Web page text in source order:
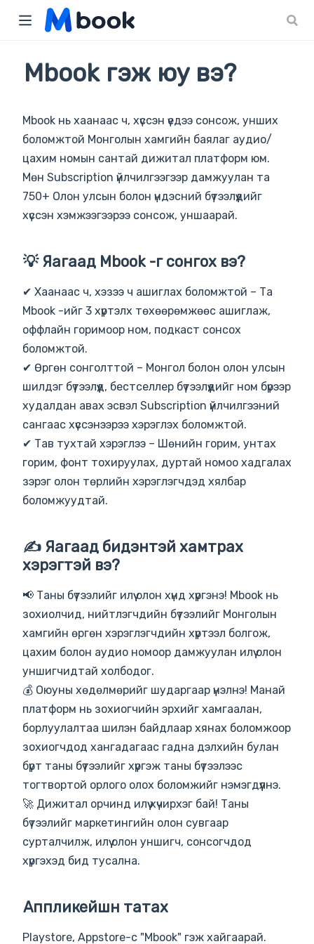
Mbook гэж юу вэ?
Mbook нь хаанаас ч, хүссэн үедээ сонсож, унших
боломжтой Монголын хамгийн баялаг аудио/
цахим номын сантай дижитал платформ юм.
Мөн Subscription үйлчилгээгээр дамжуулан та
750+ Олон улсын болон үндэсний бүтээлүүдийг
хүссэн хэмжээгээрээ сонсож, уншаарай.
💡 Яагаад Mbook -г сонгох вэ?
✔ Хаанаас ч, хэзээ ч ашиглах боломжтой – Та
Mbook -ийг 3 хүртэлх төхөөрөмжөөс ашиглаж,
оффлайн горимоор ном, подкаст сонсох
боломжтой.
✔ Өргөн сонголттой – Монгол болон олон улсын
шилдэг бүтээлүүд, бестселлер бүтээлүүдийг ном бүрээр
худалдан авах эсвэл Subscription үйлчилгээний
сангаас хүссэнээрээ хэрэглэх боломжтой.
✔ Тав тухтай хэрэглээ – Шөнийн горим, унтах
горим, фонт тохируулах, дуртай номоо хадгалах
зэрэг олон төрлийн хэрэглэгчдэд хялбар
боломжуудтай.
✍️ Яагаад бидэнтэй хамтрах
хэрэгтэй вэ?
📢 Таны бүтээлийг илүү олон хүнд хүргэнэ! Mbook нь
зохиолчид, нийтлэгчдийн бүтээлийг Монголын
хамгийн өргөн хэрэглэгчдийн хүртээл болгож,
цахим болон аудио номоор дамжуулан илүү олон
уншигчидтай холбодог.
💰 Оюуны хөдөлмөрийг шударгаар үнэлнэ! Манай
платформ нь зохиогчийн эрхийг хамгаалан,
борлуулалтаа шилэн байдлаар хянах боломжоор
зохиогчдод хангадагаас гадна дэлхийн булан
бүрт таны бүтээлийг хүргэж таны бүтээлээс
тогтвортой орлого олох боломжийг нэмэгдүүлнэ.
🚀 Дижитал орчинд илүү хүчирхэг бай! Таны
бүтээлийг маркетингийн олон сувгаар
сурталчилж, илүү олон уншигч, сонсогчдод
хүргэхэд бид тусална.
Аппликейшн татах
Playstore, Appstore-с "Mbook" гэж хайгаарай.